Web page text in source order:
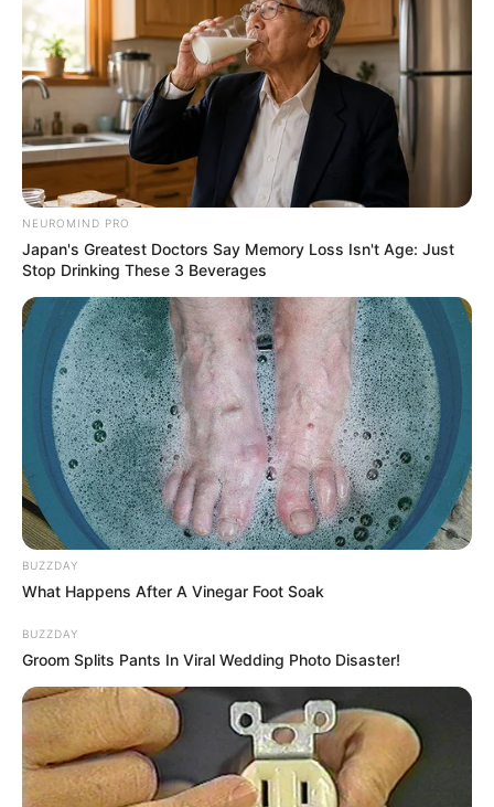
Serem! 9 Chat Ojek Online &
Pelanggan Ini Bikin Auto
Merinding
NEUROMIND PRO
Japan's Greatest Doctors Say Memory Loss Isn't Age: Just
Stop Drinking These 3 Beverages
BUZZDAY
What Happens After A Vinegar Foot Soak
BUZZDAY
Groom Splits Pants In Viral Wedding Photo Disaster!